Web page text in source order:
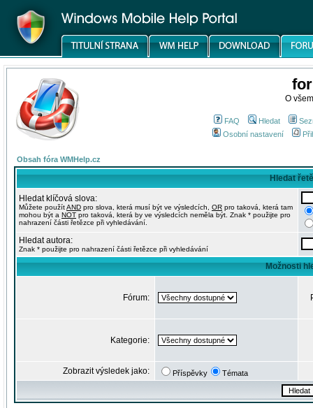
O
FAQ Hledat
Osobní nastavení
Obsah fóra WMHelp.cz
Hledat
Hledat klíčová slova:
Můžete použítAND pro slova, která musí být ve výsledcích, OR pro taková, která tam
mohou být a NOT pro taková, která by ve výsledcích neměla být. Znak * použijte pro
nahrazení části řetězce při vyhledávání.
Hledat autora:
Znak * použijte pro nahrazení části řetězce při vyhledávání
Možnosti
Fórum:
Kategorie:
Zobrazit výsledek jako: Příspěvky Témata